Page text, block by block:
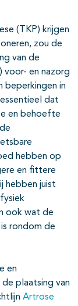
(TKP) krijgen
zou de
van de
voor- en nazorg
beperkingen in
dat
en behoefte
hebben op
en fittere
hebben juist
ook wat de
rondom de
en
plaatsing van
Artrose